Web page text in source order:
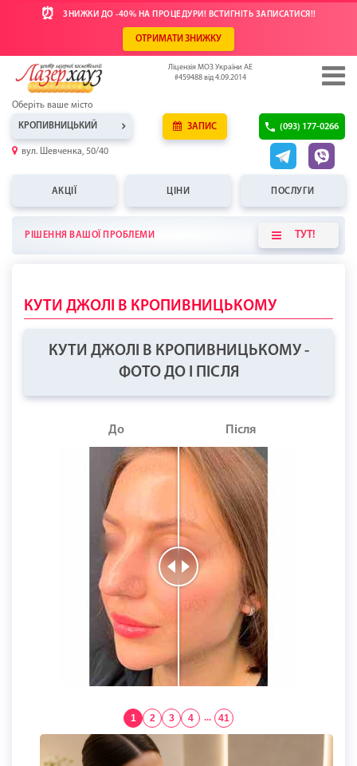
⏰ ЗНИЖКИ ДО -40% НА ПРОЦЕДУРИ! ВСТИГНІТЬ ЗАПИСАТИСЯ!!
ОТРИМАТИ ЗНИЖКУ
Ліцензія МОЗ України АЕ
#459488 від 4.09.2014
Оберіть ваше місто
КРОПИВНИЦЬКИЙ
вул. Шевченка, 50/40
ЗАПИС (093) 177-0266
АКЦІЇ ЦІНИ ПОСЛУГИ
РІШЕННЯ ВАШОЇ ПРОБЛЕМИ ТУТ!
КУТИ ДЖОЛІ В КРОПИВНИЦЬКОМУ
КУТИ ДЖОЛІ В КРОПИВНИЦЬКОМУ -
ФОТО ДО І ПІСЛЯ
До Після
1 2 3 4 ... 41